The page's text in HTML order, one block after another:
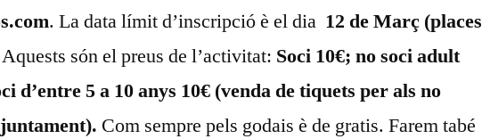
. La data límit d’inscripció è el dia 12 de Març (places
Aquests són el preus de l’activitat: Soci 10€; no soci adult
d’entre 5 a 10 anys 10€ (venda de tiquets per als no
Com sempre pels godais è de gratis. Farem tabé